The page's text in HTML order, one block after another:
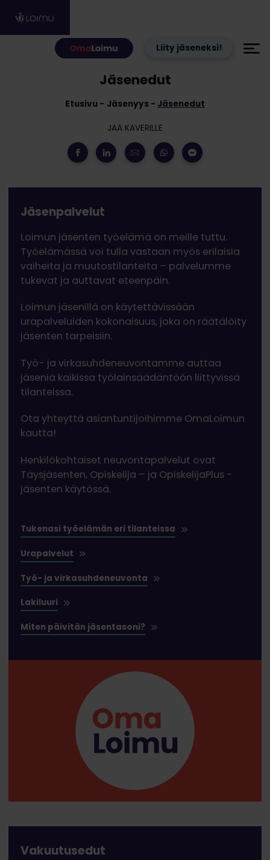
Liity jäseneksi!
Etusivu Jäsenyys Jäsenedut
Jäsenedut
JAA KAVERILLE
Jäsenpalvelut
Loimun jäsenten työelämä on meille tuttu.
Työelämässä voi tulla vastaan myös erilaisia
vaiheita ja muutostilanteita – palvelumme
tukevat ja auttavat eteenpäin.
Loimun jäsenillä on käytettävissään
urapalveluiden kokonaisuus, joka on räätälöity
jäsenten tarpeisiin.
Työ- ja virkasuhdeneuvontamme auttaa
jäseniä kaikissa työlainsäädäntöön liittyvissä
tilanteissa.
Ota yhteyttä asiantuntijoihimme OmaLoimun
kautta!
Henkilökohtaiset neuvontapalvelut ovat
Täysjäsenten, Opiskelija – ja OpiskelijaPlus -
jäsenten käytössä.
Tukenasi työelämän eri tilanteissa
Urapalvelut
Työ- ja virkasuhdeneuvonta
Lakiluuri
Miten päivitän jäsentasoni?
Vakuutusedut